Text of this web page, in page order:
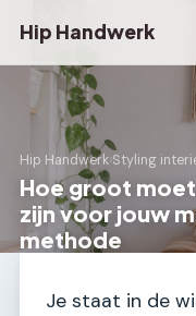
Hip Handwerk
Hip Handwerk›Styling
Hoe groot
zijn voor jouw
methode
Je staat in de